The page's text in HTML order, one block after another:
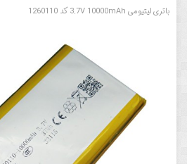
باتری لیتیومی 3.7V 10000mAh کد 1260110